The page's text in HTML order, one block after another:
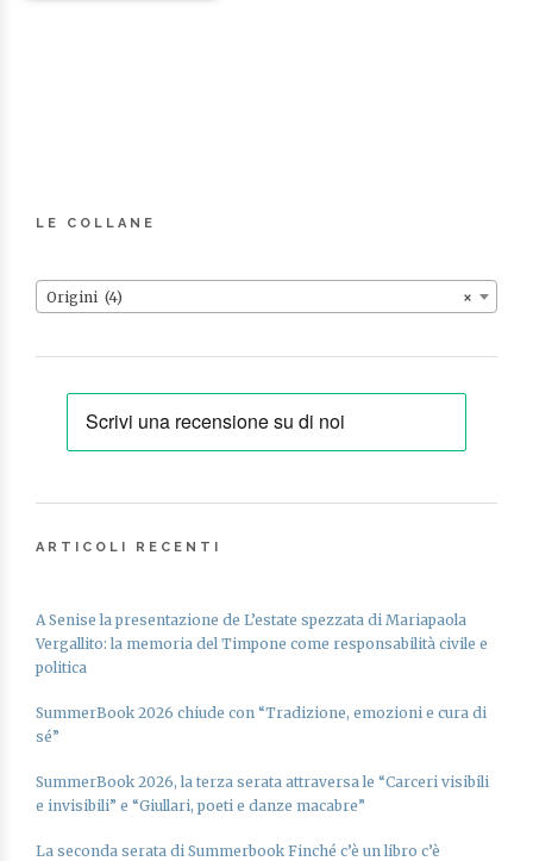
LE COLLANE
×
Origini (4)
ARTICOLI RECENTI
A Senise la presentazione de L’estate spezzata di Mariapaola
Vergallito: la memoria del Timpone come responsabilità civile e
politica
SummerBook 2026 chiude con “Tradizione, emozioni e cura di
sé”
SummerBook 2026, la terza serata attraversa le “Carceri visibili
e invisibili” e “Giullari, poeti e danze macabre”
La seconda serata di Summerbook Finché c’è un libro c’è